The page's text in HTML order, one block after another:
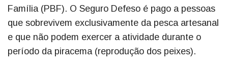
Família (PBF). O Seguro Defeso é pago a pessoas
que sobrevivem exclusivamente da pesca artesanal
e que não podem exercer a atividade durante o
período da piracema (reprodução dos peixes).